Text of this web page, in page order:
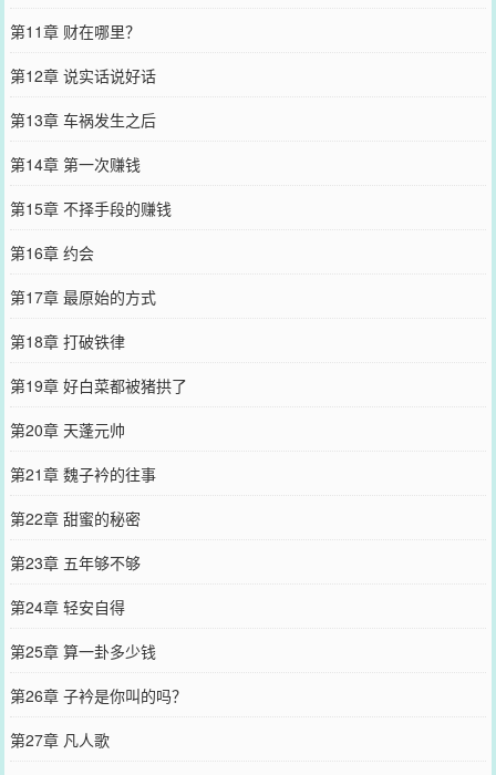
第11章 财在哪里？
第12章 说实话说好话
第13章 车祸发生之后
第14章 第一次赚钱
第15章 不择手段的赚钱
第16章 约会
第17章 最原始的方式
第18章 打破铁律
第19章 好白菜都被猪拱了
第20章 天蓬元帅
第21章 魏子衿的往事
第22章 甜蜜的秘密
第23章 五年够不够
第24章 轻安自得
第25章 算一卦多少钱
第26章 子衿是你叫的吗？
第27章 凡人歌